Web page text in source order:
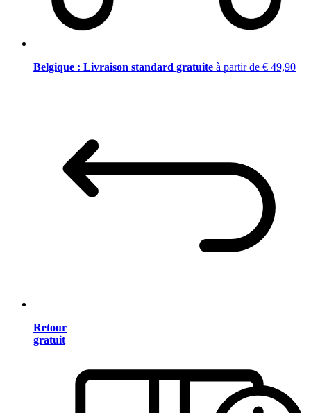
Belgique : Livraison standard gratuite à partir de € 49,90
Retour
gratuit